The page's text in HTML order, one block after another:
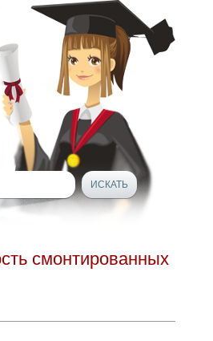
смонтированных